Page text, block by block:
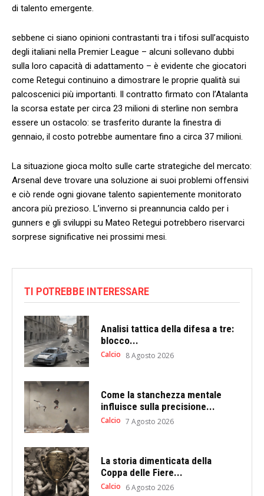
di talento emergente.
sebbene ci‌ siano opinioni contrastanti tra i tifosi sull’acquisto
degli italiani nella Premier ​League – alcuni sollevano dubbi
sulla loro capacità di adattamento – è evidente che giocatori
come Retegui​ continuino a dimostrare le proprie qualità sui
palcoscenici più importanti. Il contratto firmato con l’Atalanta
⁢la scorsa estate per circa 23 milioni di sterline non sembra
essere ‍un ostacolo: se trasferito durante la finestra di
gennaio, ‍il costo potrebbe aumentare​ fino a circa 37 ‌milioni.
La situazione gioca molto sulle carte strategiche del mercato:
Arsenal deve trovare una soluzione ai​ suoi problemi offensivi
e ciò rende ogni giovane talento sapientemente monitorato
ancora più prezioso.⁢ L’inverno si preannuncia caldo per i
gunners e gli sviluppi su Mateo Retegui potrebbero riservarci
‌sorprese significative nei prossimi mesi.
TI POTREBBE INTERESSARE
Analisi tattica della difesa a tre:
blocco...
Calcio 8 Agosto 2026
Come la stanchezza mentale
influisce sulla precisione...
Calcio 7 Agosto 2026
La storia dimenticata della
Coppa delle Fiere...
Calcio 6 Agosto 2026